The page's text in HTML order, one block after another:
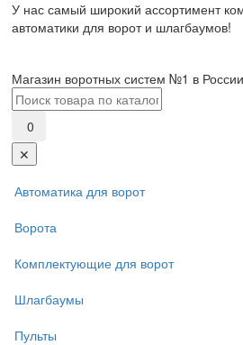
У нас самый широкий ассортимент
автоматики для ворот и шлагбаумов!
Магазин воротных систем №1 в России
0
✕
Автоматика для ворот
Ворота
Комплектующие для ворот
Шлагбаумы
Пульты